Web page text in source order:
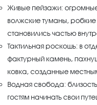
Живые пейзажи:
волжские туманы,
становились частью
Тактильная роскошь: в
фактурный камень,
ковка, созданные
Водная свобода:
гостям начинать свои